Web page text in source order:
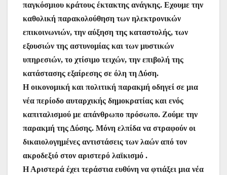
παγκόσμιου κράτους έκτακτης ανάγκης. Εχουμε την
καθολική παρακολούθηση των ηλεκτρονικών
επικοινωνιών, την αύξηση της καταστολής, των
εξουσιών της αστυνομίας και των μυστικών
υπηρεσιών, το χτίσιμο τειχών, την επιβολή της
κατάστασης εξαίρεσης σε όλη τη Δύση.
Η οικονομική και πολιτική παρακμή οδηγεί σε μια
νέα περίοδο αυταρχικής δημοκρατίας και ενός
καπιταλισμού με απάνθρωπο πρόσωπο. Ζούμε την
παρακμή της Δύσης. Μόνη ελπίδα να στραφούν οι
δικαιολογημένες αντιστάσεις των λαών από τον
ακροδεξιό στον αριστερό λαϊκισμό .
Η Αριστερά έχει τεράστια ευθύνη να φτιάξει μια νέα